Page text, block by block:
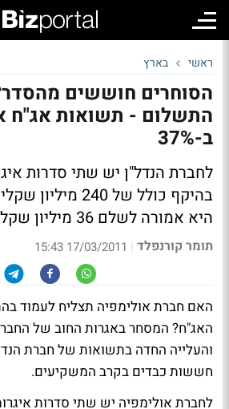
ראשי בארץ
הסוחרים חוששים
התשלום - תשואות אג"ח
ב-37%
לחברת הנדל"ן יש שתי סדרות
בהיקף כולל של 240
היא אמורה לשלם 36 מיליון שקלים
תומר קורנפלד |
17/03/2011 15:43
האם חברת אולימפיה תצליח לעמוד
האג"ח? המסחר באגרות החוב של
והעלייה החדה בתשואות של חברת
חששות כבדים בקרב המשקיעים.
לחברת אולימפיה יש שתי סדרות